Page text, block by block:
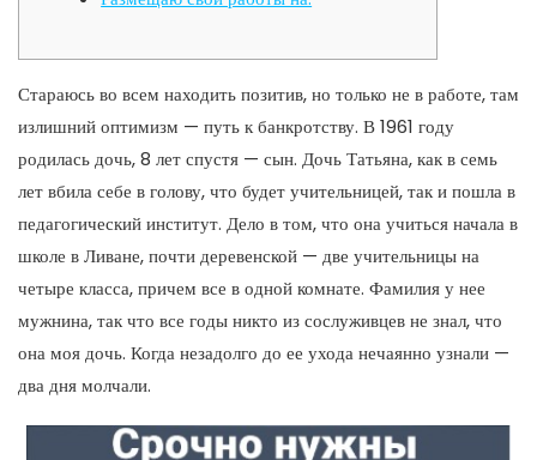
Стараюсь во всем находить позитив, но только не в работе, там
излишний оптимизм — путь к банкротству. В 1961 году
родилась дочь, 8 лет спустя — сын. Дочь Татьяна, как в семь
лет вбила себе в голову, что будет учительницей, так и пошла в
педагогический институт. Дело в том, что она учиться начала в
школе в Ливане, почти деревенской — две учительницы на
четыре класса, причем все в одной комнате. Фамилия у нее
мужнина, так что все годы никто из сослуживцев не знал, что
она моя дочь. Когда незадолго до ее ухода нечаянно узнали —
два дня молчали.